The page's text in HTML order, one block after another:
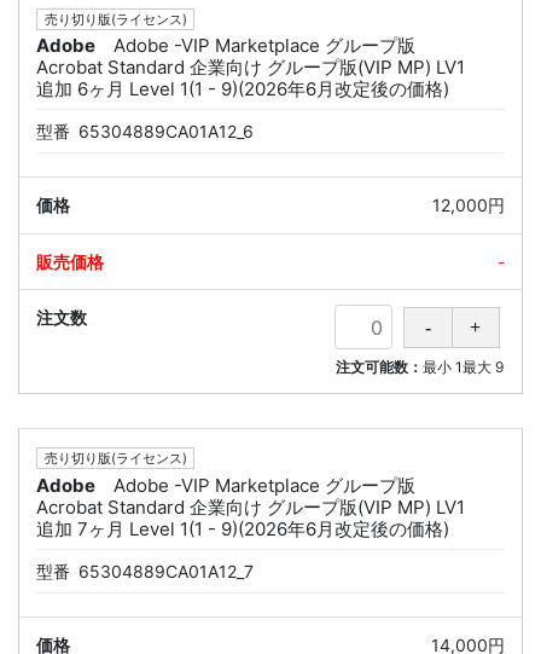
売り切り版(ライセンス)
Adobe
Adobe -VIP Marketplace グループ版
Acrobat Standard 企業向け グループ版(VIP MP) LV1
追加 6ヶ月 Level 1(1 - 9)(2026年6月改定後の価格)
型番 65304889CA01A12_6
12,000円
-
注文可能数：最小 1最大 9
売り切り版(ライセンス)
Adobe
Adobe -VIP Marketplace グループ版
Acrobat Standard 企業向け グループ版(VIP MP) LV1
追加 7ヶ月 Level 1(1 - 9)(2026年6月改定後の価格)
型番 65304889CA01A12_7
14,000円